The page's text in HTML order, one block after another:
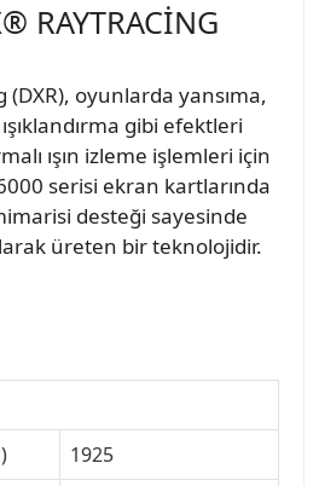
RAYTRACİNG
(DXR), oyunlarda yansıma,
gibi efektleri
ışın izleme işlemleri için
serisi ekran kartlarında
desteği sayesinde
üreten bir teknolojidir.
1925